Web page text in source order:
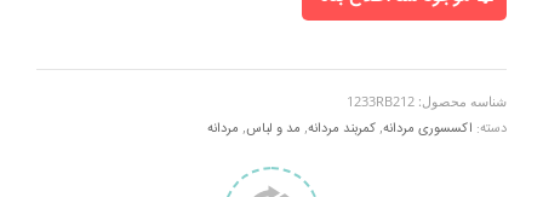
شناسه محصول: 1233RB212
دسته: اکسسوری مردانه,کمربند مردانه, مد و لباس, مردانه